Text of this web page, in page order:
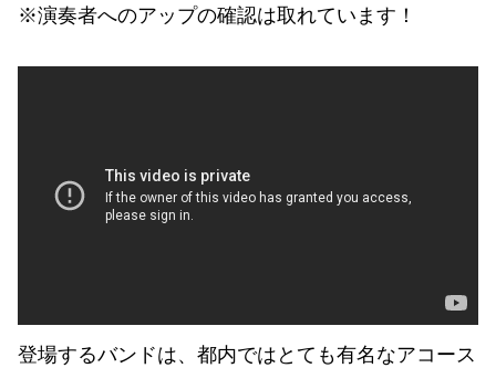
※演奏者へのアップの確認は取れています！
登場するバンドは、都内ではとても有名なアコース